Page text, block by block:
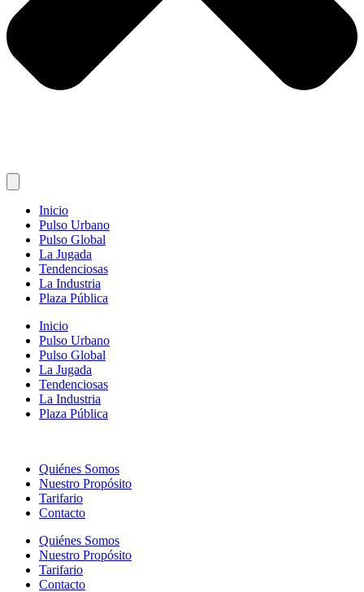
Inicio
Pulso Urbano
Pulso Global
La Jugada
Tendenciosas
La Industria
Plaza Pública
Inicio
Pulso Urbano
Pulso Global
La Jugada
Tendenciosas
La Industria
Plaza Pública
Quiénes Somos
Nuestro Propósito
Tarifario
Contacto
Quiénes Somos
Nuestro Propósito
Tarifario
Contacto